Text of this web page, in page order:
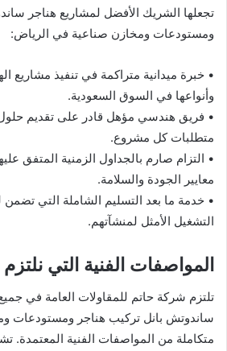
تجعلها الشريك الأفضل لمشاريع هناجر
ومستودعات ومخازن صناعية في الرياض:
• خبرة ميدانية متراكمة في تنفيذ مشاريع
وأنواعها في السوق السعودية.
• فريق هندسي مؤهل قادر على تقديم حلول
متطلبات كل مشروع.
• التزام صارم بالجداول الزمنية المتفق
معايير الجودة والسلامة.
• خدمة ما بعد التسليم الشاملة التي تضمن
التشغيل الأمثل لمنشآتهم.
المواصفات الفنية التي نلتزم
تلتزم شركة حاتم للمقاولات العامة في
ساندوتش بانل تركيب هناجر ومستودعات
متكاملة من المواصفات الفنية المعتمدة.